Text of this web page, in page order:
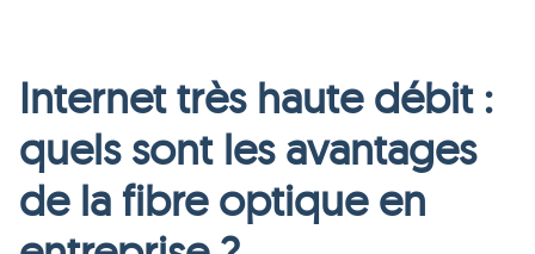
Internet très haute débit :
quels sont les avantages
de la fibre optique en